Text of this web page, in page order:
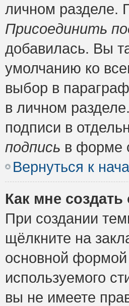
личном разделе.
Присоединить
добавилась. Вы
умолчанию ко
выбор в
в личном
подписи в
подпись в форме
Вернуться к
Как мне создать
При создании
щёлкните на
основной формой
используемого
вы не имеете